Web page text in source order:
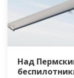
Над